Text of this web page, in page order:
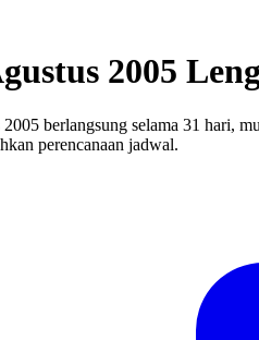
2005
berlangsung selama 31 hari,
perencanaan jadwal.